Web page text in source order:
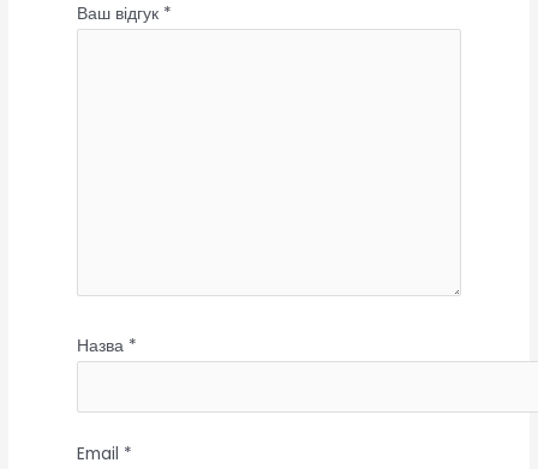
Ваш відгук *
Назва *
Email *